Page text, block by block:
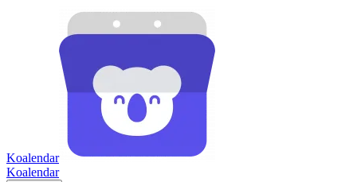
Koalendar
Koalendar